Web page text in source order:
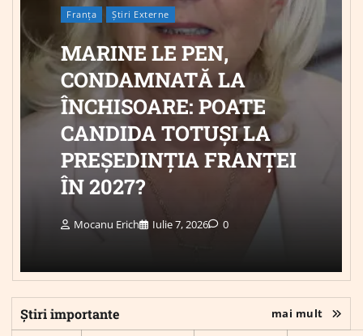
Franța Știri Externe
MARINE LE PEN,
CONDAMNATĂ LA
ÎNCHISOARE: POATE
CANDIDA TOTUȘI LA
PREȘEDINȚIA FRANȚEI
ÎN 2027?
Mocanu Erich Iulie 7, 2026 0
Știri importante mai mult